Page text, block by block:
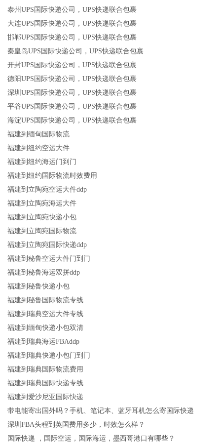
泰州UPS国际快递公司，UPS快递联合包裹
大连UPS国际快递公司，UPS快递联合包裹
邯郸UPS国际快递公司，UPS快递联合包裹
秦皇岛UPS国际快递公司，UPS快递联合包裹
开封UPS国际快递公司，UPS快递联合包裹
德阳UPS国际快递公司，UPS快递联合包裹
深圳UPS国际快递公司，UPS快递联合包裹
平谷UPS国际快递公司，UPS快递联合包裹
海淀UPS国际快递公司，UPS快递联合包裹
福建到缅甸国际物流
福建到纽约空运大件
福建到纽约海运门到门
福建到纽约国际物流时效费用
福建到立陶宛空运大件ddp
福建到立陶宛海运大件
福建到立陶宛快递小包
福建到立陶宛国际物流
福建到立陶宛国际快递ddp
福建到秘鲁空运大件门到门
福建到秘鲁海运双拼ddp
福建到秘鲁快递小包
福建到秘鲁国际物流专线
福建到瑞典空运大件专线
福建到缅甸快递小包双清
福建到瑞典海运FBAddp
福建到瑞典快递小包门到门
福建到瑞典国际物流费用
福建到瑞典国际快递专线
福建到爱沙尼亚国际快递
带电能寄出国外吗？手机、笔记本、蓝牙耳机怎么寄国际快递
深圳FBA头程到英国费用多少，时效怎么样？
国际快递 ，国际空运，国际海运，墨西哥港口有哪些？